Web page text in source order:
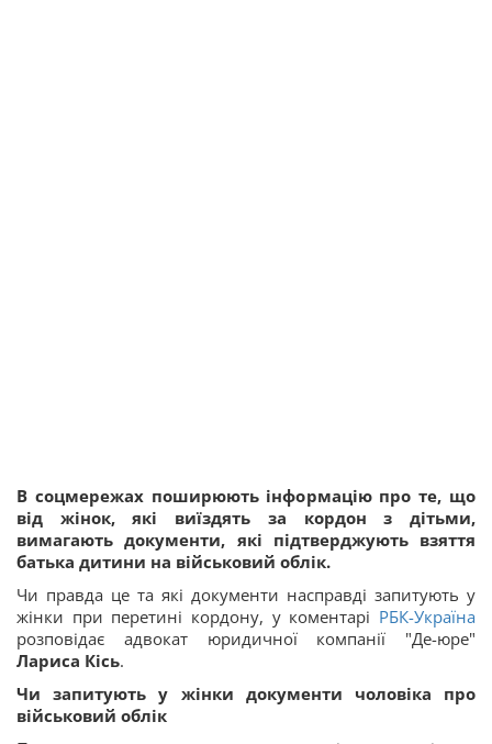
В соцмережах поширюють інформацію про те, що
від жінок, які виїздять за кордон з дітьми,
вимагають документи, які підтверджують взяття
батька дитини на військовий облік.
Чи правда це та які документи насправді запитують у
жінки при перетині кордону, у коментарі РБК-Україна
розповідає адвокат юридичної компанії "Де-юре"
Лариса Кісь.
Чи запитують у жінки документи чоловіка про
військовий облік